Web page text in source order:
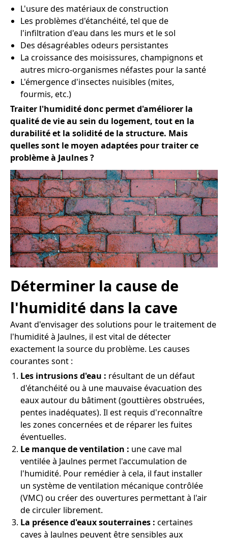
L'usure des matériaux de construction
Les problèmes d'étanchéité, tel que de
l'infiltration d'eau dans les murs et le sol
Des désagréables odeurs persistantes
La croissance des moisissures, champignons et
autres micro-organismes néfastes pour la santé
L'émergence d'insectes nuisibles (mites,
fourmis, etc.)
Traiter l'humidité donc permet d'améliorer la
qualité de vie au sein du logement, tout en la
durabilité et la solidité de la structure. Mais
quelles sont le moyen adaptées pour traiter ce
problème à Jaulnes ?
Déterminer la cause de
l'humidité dans la cave
Avant d'envisager des solutions pour le traitement de
l'humidité à Jaulnes, il est vital de détecter
exactement la source du problème. Les causes
courantes sont :
Les intrusions d'eau : résultant de un défaut
d'étanchéité ou à une mauvaise évacuation des
eaux autour du bâtiment (gouttières obstruées,
pentes inadéquates). Il est requis d'reconnaître
les zones concernées et de réparer les fuites
éventuelles.
Le manque de ventilation : une cave mal
ventilée à Jaulnes permet l'accumulation de
l'humidité. Pour remédier à cela, il faut installer
un système de ventilation mécanique contrôlée
(VMC) ou créer des ouvertures permettant à l'air
de circuler librement.
La présence d'eaux souterraines : certaines
caves à Jaulnes peuvent être sensibles aux